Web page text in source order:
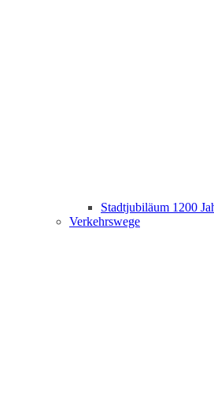
Stadtjubiläum 1200
Verkehrswege